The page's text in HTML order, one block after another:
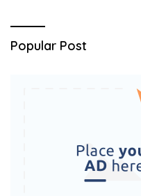
Popular Post